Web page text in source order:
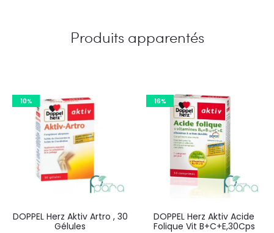
Produits apparentés
10%
DOPPEL Herz Aktiv Artro , 30
Gélules
16%
DOPPEL Herz Aktiv Acide
Folique Vit B+C+E,30Cps